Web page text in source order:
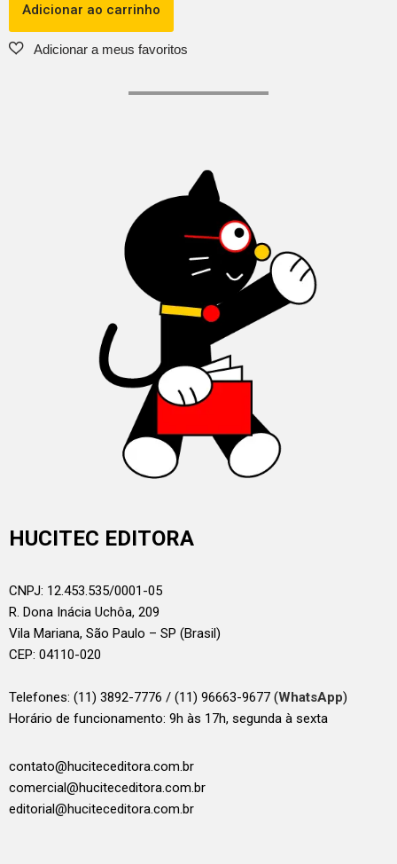
Adicionar ao carrinho
HUCITEC EDITORA
CNPJ: 12.453.535/0001-05
R. Dona Inácia Uchôa, 209
Vila Mariana, São Paulo – SP (Brasil)
CEP: 04110-020
Telefones: (11) 3892-7776 / (11) 96663-9677 (WhatsApp)
Horário de funcionamento: 9h às 17h, segunda à sexta
contato@huciteceditora.com.br
comercial@huciteceditora.com.br
editorial@huciteceditora.com.br